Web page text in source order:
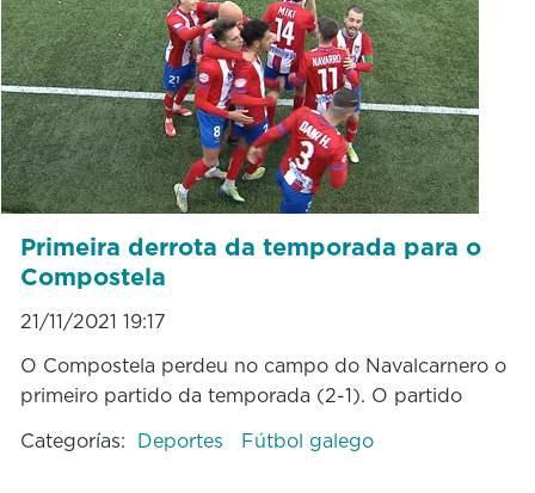
Primeira derrota da temporada para o
Compostela
21/11/2021 19:17
O Compostela perdeu no campo do Navalcarnero o
primeiro partido da temporada (2-1). O partido
Categorías: Deportes Fútbol galego